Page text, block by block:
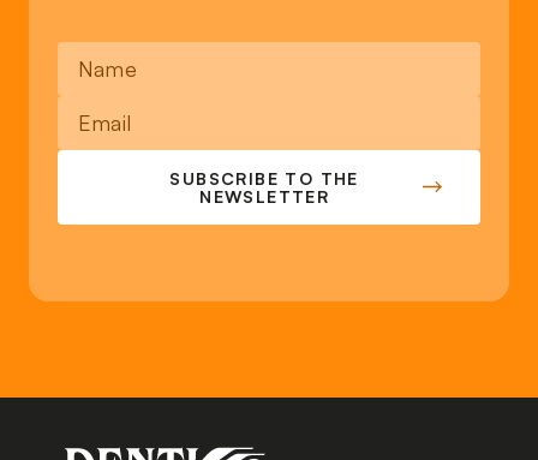
SUBSCRIBE TO THE
NEWSLETTER